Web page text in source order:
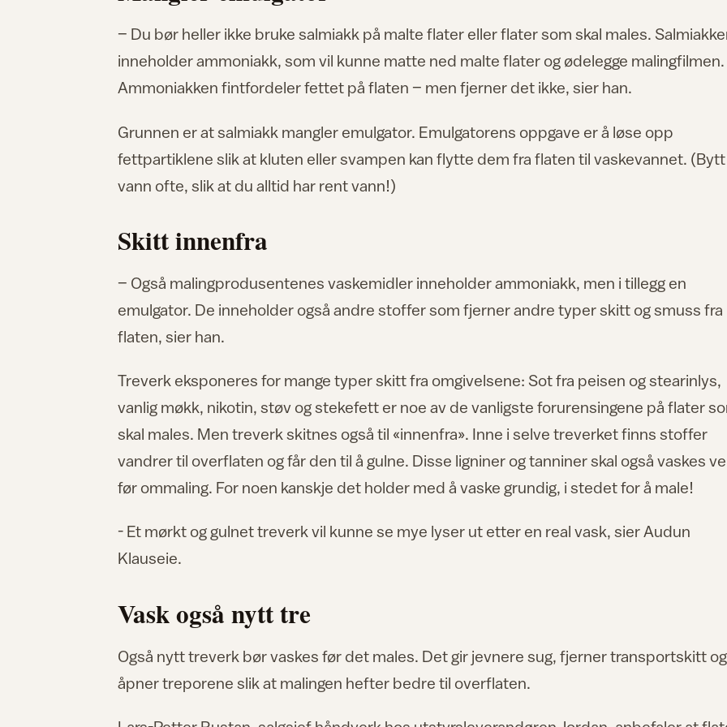
– Du bør heller ikke bruke salmiakk på malte flater eller flater som skal males.
inneholder ammoniakk, som vil kunne matte ned malte flater og ødelegge malingfilmen.
Ammoniakken fintfordeler fettet på flaten – men fjerner det ikke, sier han.
Grunnen er at salmiakk mangler emulgator. Emulgatorens oppgave er å løse opp
fettpartiklene slik at kluten eller svampen kan flytte dem fra flaten til vaskevannet. (Bytt
vann ofte, slik at du alltid har rent vann!)
Skitt innenfra
– Også malingprodusentenes vaskemidler inneholder ammoniakk, men i tillegg en
emulgator. De inneholder også andre stoffer som fjerner andre typer skitt og smuss fra
flaten, sier han.
Treverk eksponeres for mange typer skitt fra omgivelsene: Sot fra peisen og stearinlys,
vanlig møkk, nikotin, støv og stekefett er noe av de vanligste forurensingene på flater
skal males. Men treverk skitnes også til «innenfra». Inne i selve treverket finns stoffer
vandrer til overflaten og får den til å gulne. Disse ligniner og tanniner skal også vaskes
før ommaling. For noen kanskje det holder med å vaske grundig, i stedet for å male!
- Et mørkt og gulnet treverk vil kunne se mye lyser ut etter en real vask, sier Audun
Klauseie.
Vask også nytt tre
Også nytt treverk bør vaskes før det males. Det gir jevnere sug, fjerner transportskitt og
åpner treporene slik at malingen hefter bedre til overflaten.